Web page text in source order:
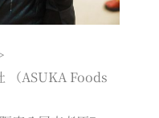
（ASUKA Foods